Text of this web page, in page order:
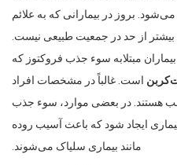
بروز در بیمارانی که به علائم
بیشتر از حد در جمعیت طبیعی نیست.
مبتلابه سوء جذب فروکتوز که
است. غالباً در مشخصات افراد
هستند. در بعضی موارد، سوء جذب
ایجاد شود که باعث آسیب روده
مانند بیماری سلیاک می‌شوند.